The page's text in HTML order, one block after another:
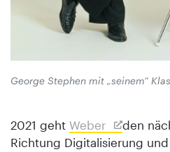
George Stephen mit „seinem“
2021 geht Weber
den
Richtung Digitalisierung